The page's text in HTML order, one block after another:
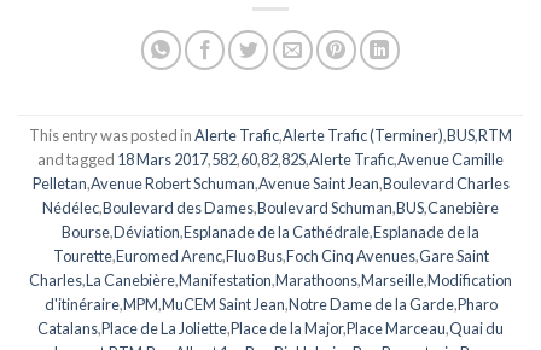
This entry was posted inAlerte Trafic,Alerte Trafic (Terminer),BUS,RTM
and tagged 18 Mars 2017,582,60,82,82S,Alerte Trafic,Avenue Camille
Pelletan,Avenue Robert Schuman,Avenue Saint Jean,Boulevard Charles
Nédélec,Boulevard des Dames,Boulevard Schuman,BUS,Canebière
Bourse,Déviation,Esplanade de la Cathédrale,Esplanade de la
Tourette,Euromed Arenc,Fluo Bus,Foch Cinq Avenues,Gare Saint
Charles,La Canebière,Manifestation,Marathoons,Marseille,Modification
d'itinéraire,MPM,MuCEM Saint Jean,Notre Dame de la Garde,Pharo
Catalans,Place de La Joliette,Place de la Major,Place Marceau,Quai du